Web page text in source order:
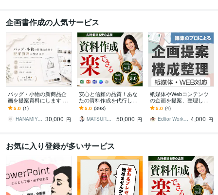
企画書作成の人気サービス
バッグ・小物の新商品企
画を提案資料にします コ
ンセプト・特徴・使用シ
ーン・仕様まで分かりや
すく整理します
5.0 (1)
HANAMIYABI｜SNS・企画 30,000 円
安心と信頼の品質！あな
たの資料作成を代行しま
す AI任せでは終わらな
い、成果と本質を捉えた
資料作成サポート
5.0 (398)
MATSURYU｜まつりゅう
50,000 円
紙媒体やWebコンテンツ
の企画を提案、整理しま
す 「何をどう伝える？」
編集者による、企画・構
成サポート♪
5.0 (4)
Editor Works｜編集サポート 4,000 円
お気に入り登録が多いサービス